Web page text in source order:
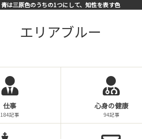
青は三原色のうちの1つにして、知性を表す色
エリアブルー
仕事
184記事
心身の健康
94記事